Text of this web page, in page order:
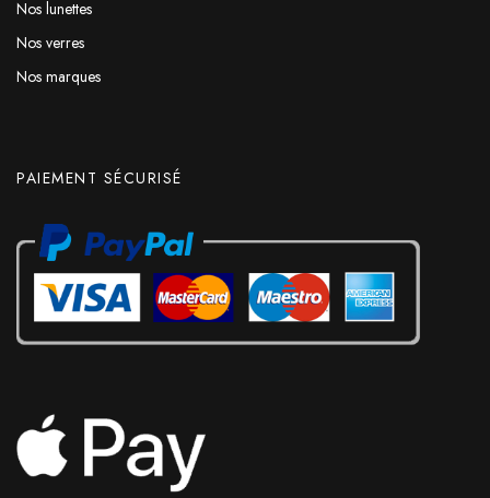
Nos lunettes
Nos verres
Nos marques
PAIEMENT SÉCURISÉ